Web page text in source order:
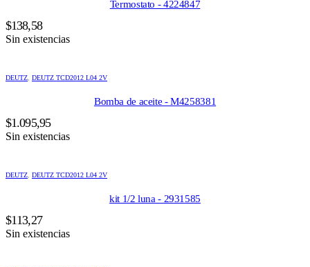
Termostato - 4224847
$138,58
Sin existencias
DEUTZ DEUTZ TCD2012 L04 2V
Bomba de aceite - M4258381
$1.095,95
Sin existencias
DEUTZ DEUTZ TCD2012 L04 2V
kit 1/2 luna - 2931585
$113,27
Sin existencias